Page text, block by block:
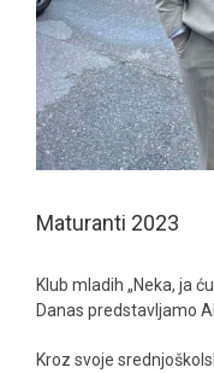
Maturanti 2023
Klub mladih „Neka, ja
Danas predstavljamo
Kroz svoje